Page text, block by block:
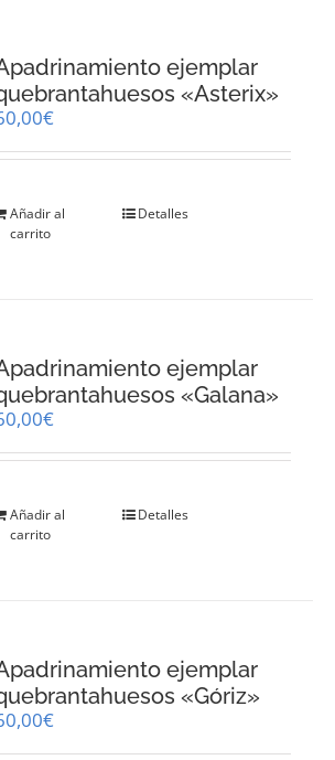
ejemplar
«Asterix»
€
Añadir al
carrito
Detalles
ejemplar
«Galana»
€
Añadir al
carrito
Detalles
ejemplar
«Góriz»
€